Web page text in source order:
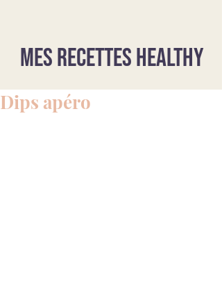
Mes recettes healthy
Dips apéro